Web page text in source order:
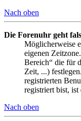
Nach oben
Die Forenuhr geht
Möglicherweise
eigenen
Bereich“ die für
Zeit, ...)
registrierten
registriert bist, ist
Nach oben